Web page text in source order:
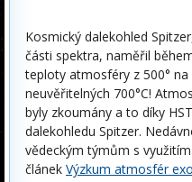
Kosmický dalekohled
části spektra, naměřil
teploty atmosféry z 500° na
neuvěřitelných 700°C!
byly zkoumány a to díky
dalekohledu Spitzer.
vědeckým týmům s
článek Výzkum atmosfér